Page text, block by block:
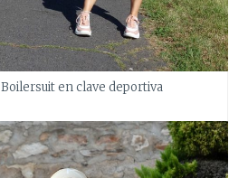
Boilersuit en clave deportiva